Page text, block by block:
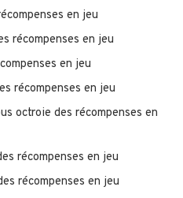
en jeu
récompenses en jeu
en jeu
récompenses en jeu
octroie des récompenses en
récompenses en jeu
récompenses en jeu